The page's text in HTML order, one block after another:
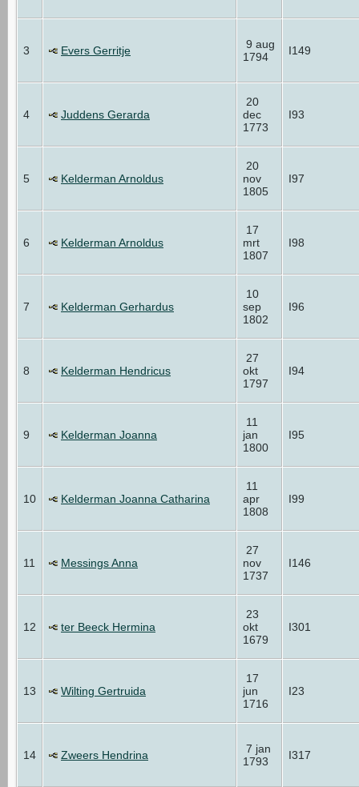
3 Evers Gerritje
9 aug
1794
I149
4 Juddens Gerarda
20
dec
1773
I93
5 Kelderman Arnoldus
20
nov
1805
I97
6 Kelderman Arnoldus
17
mrt
1807
I98
7 Kelderman Gerhardus
10
sep
1802
I96
8 Kelderman Hendricus
27
okt
1797
I94
9 Kelderman Joanna
11
jan
1800
I95
10 Kelderman Joanna Catharina
11
apr
1808
I99
11 Messings Anna
27
nov
1737
I146
12 ter Beeck Hermina
23
okt
1679
I301
13 Wilting Gertruida
17
jun
1716
I23
14 Zweers Hendrina
7 jan
1793
I317